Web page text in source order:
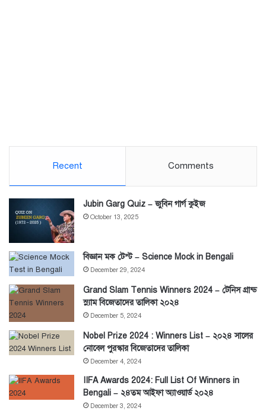
Recent Comments
Jubin Garg Quiz – জুবিন গার্গ কুইজ
October 13, 2025
বিজ্ঞান মক টেস্ট – Science Mock in Bengali
December 29, 2024
Grand Slam Tennis Winners 2024 – টেনিস গ্রান্ড
স্ল্যাম বিজেতাদের তালিকা ২০২৪
December 5, 2024
Nobel Prize 2024 : Winners List – ২০২৪ সালের
নোবেল পুরস্কার বিজেতাদের তালিকা
December 4, 2024
IIFA Awards 2024: Full List Of Winners in
Bengali – ২৪তম আইফা অ্যাওয়ার্ড ২০২৪
December 3, 2024